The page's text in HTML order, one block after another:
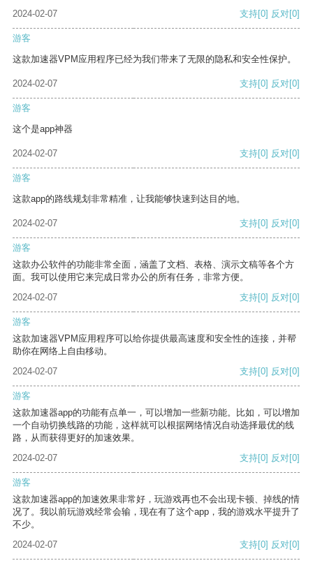
2024-02-07
支持[0] 反对[0]
游客
这款加速器VPM应用程序已经为我们带来了无限的隐私和安全性保护。
2024-02-07 支持[0] 反对[0]
游客
这个是app神器
2024-02-07 支持[0] 反对[0]
游客
这款app的路线规划非常精准，让我能够快速到达目的地。
2024-02-07 支持[0] 反对[0]
游客
这款办公软件的功能非常全面，涵盖了文档、表格、演示文稿等各个方
面。我可以使用它来完成日常办公的所有任务，非常方便。
2024-02-07
支持[0] 反对[0]
游客
这款加速器VPM应用程序可以给你提供最高速度和安全性的连接，并帮
助你在网络上自由移动。
2024-02-07
支持[0] 反对[0]
游客
这款加速器app的功能有点单一，可以增加一些新功能。比如，可以增加
一个自动切换线路的功能，这样就可以根据网络情况自动选择最优的线
路，从而获得更好的加速效果。
2024-02-07
支持[0] 反对[0]
游客
这款加速器app的加速效果非常好，玩游戏再也不会出现卡顿、掉线的情
况了。我以前玩游戏经常会输，现在有了这个app，我的游戏水平提升了
不少。
2024-02-07
支持[0] 反对[0]